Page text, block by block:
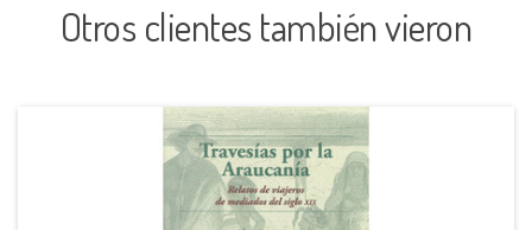
Otros clientes también vieron